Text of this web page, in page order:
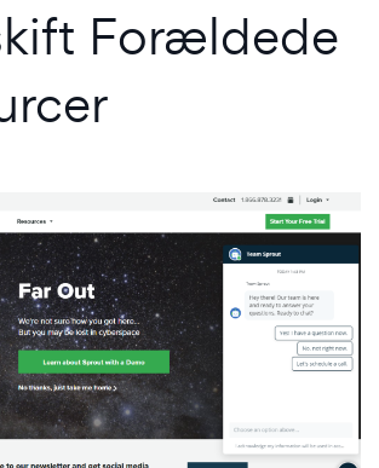
Forældede